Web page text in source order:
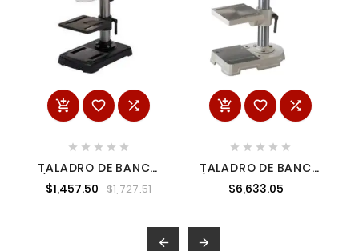
  
    
TALADRO DE BANCO
1/2" 250 W 620-3,100
RPM 5 VELOCIDADES
$1,457.50 $1,727.51
  
    
TALADRO DE BANCO
1/2" 780 W 570-3,200
RPM 5 VELOCIDADES
$6,633.05
 